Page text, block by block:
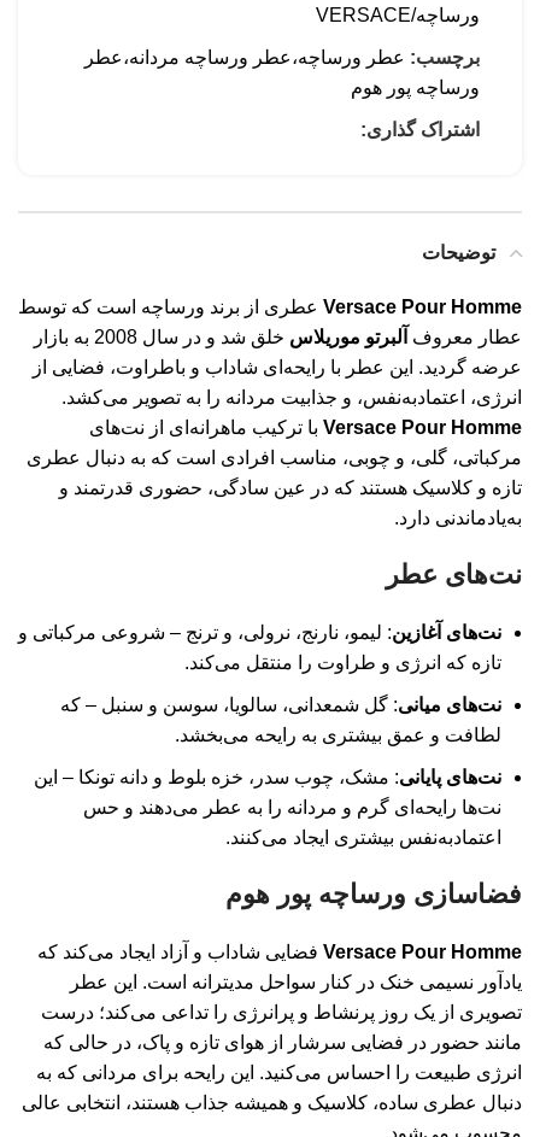
ورساچه/VERSACE
برچسب: عطر ورساچه،عطر ورساچه مردانه،عطر
ورساچه پور هوم
اشتراک گذاری:
توضیحات
Versace Pour Homme عطری از برند ورساچه است که توسط
عطار معروف آلبرتو موریلاس
خلق شد و در سال 2008 به بازار
عرضه گردید. این عطر با رایحه‌ای شاداب و باطراوت، فضایی از
انرژی، اعتمادبه‌نفس، و جذابیت مردانه را به تصویر می‌کشد.
Versace Pour Homme با ترکیب ماهرانه‌ای از نت‌های
مرکباتی، گلی، و چوبی، مناسب افرادی است که به دنبال عطری
تازه و کلاسیک هستند که در عین سادگی، حضوری قدرتمند و
به‌یادماندنی دارد.
نت‌های عطر
نت‌های آغازین: لیمو، نارنج، نرولی، و ترنج – شروعی مرکباتی و
تازه که انرژی و طراوت را منتقل می‌کند.
نت‌های میانی: گل شمعدانی، سالویا، سوسن و سنبل – که
لطافت و عمق بیشتری به رایحه می‌بخشد.
نت‌های پایانی: مشک، چوب سدر، خزه بلوط و دانه تونکا – این
نت‌ها رایحه‌ای گرم و مردانه را به عطر می‌دهند و حس
اعتمادبه‌نفس بیشتری ایجاد می‌کنند.
فضاسازی ورساچه پور هوم
Versace Pour Homme فضایی شاداب و آزاد ایجاد می‌کند که
یادآور نسیمی خنک در کنار سواحل مدیترانه است. این عطر
تصویری از یک روز پرنشاط و پرانرژی را تداعی می‌کند؛ درست
مانند حضور در فضایی سرشار از هوای تازه و پاک، در حالی که
انرژی طبیعت را احساس می‌کنید. این رایحه برای مردانی که به
دنبال عطری ساده، کلاسیک و همیشه جذاب هستند، انتخابی عالی